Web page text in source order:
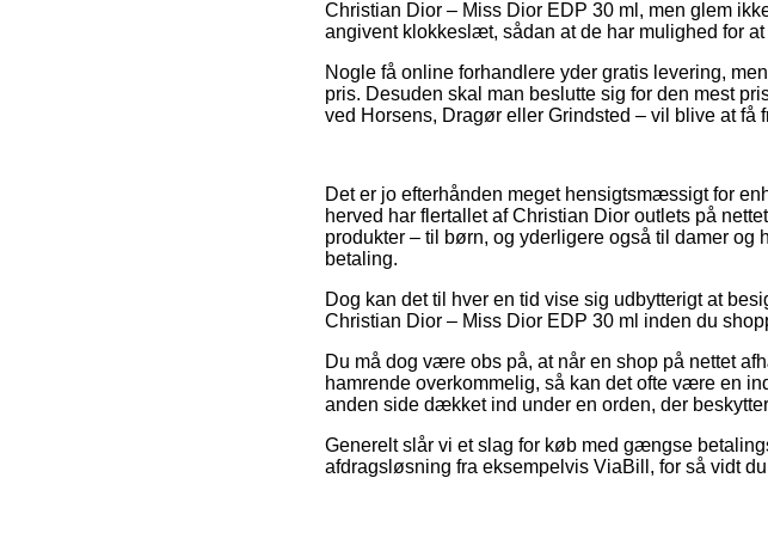
Christian Dior – Miss Dior EDP 30 ml, men glem
angivent klokkeslæt, sådan at de har mulighed for
Nogle få online forhandlere yder gratis levering,
pris. Desuden skal man beslutte sig for den mest
ved Horsens, Dragør eller Grindsted – vil blive at få
Det er jo efterhånden meget hensigtsmæssigt for
herved har flertallet af Christian Dior outlets på
produkter – til børn, og yderligere også til damer
betaling.
Dog kan det til hver en tid vise sig udbytterigt at
Christian Dior – Miss Dior EDP 30 ml inden du
Du må dog være obs på, at når en shop på nettet
hamrende overkommelig, så kan det ofte være en
anden side dækket ind under en orden, der
Generelt slår vi et slag for køb med gængse
afdragsløsning fra eksempelvis ViaBill, for så vidt